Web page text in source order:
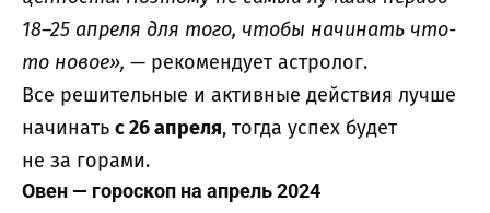
18–25 апреля для того, чтобы начинать что-
то новое», — рекомендует астролог.
Все решительные и активные действия лучше
начинать с 26 апреля, тогда успех будет
не за горами.
Овен — гороскоп на апрель 2024